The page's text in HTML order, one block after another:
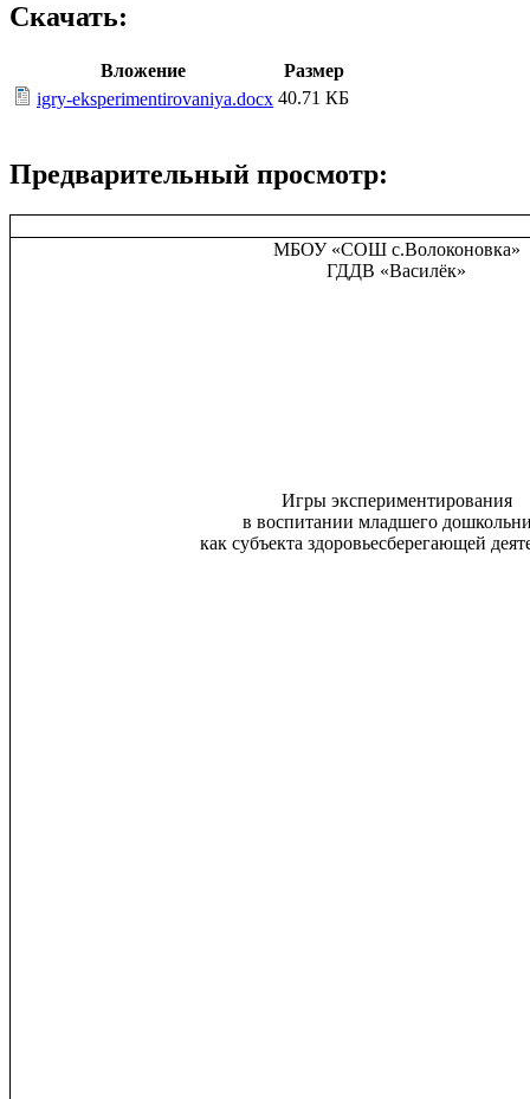
Скачать:
Вложение
Размер
igry-eksperimentirovaniya.docx 40.71 КБ
Предварительный просмотр:
МБОУ «СОШ с.Волоконовка»
ГДДВ «Василёк»
Игры экспериментирования
в воспитании младшего
как субъекта здоровьесберегающей